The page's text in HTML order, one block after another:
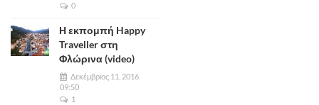
0
Η εκπομπή Happy
Traveller στη
Φλώρινα (video)
Δεκέμβριος 11, 2016
09:50
1